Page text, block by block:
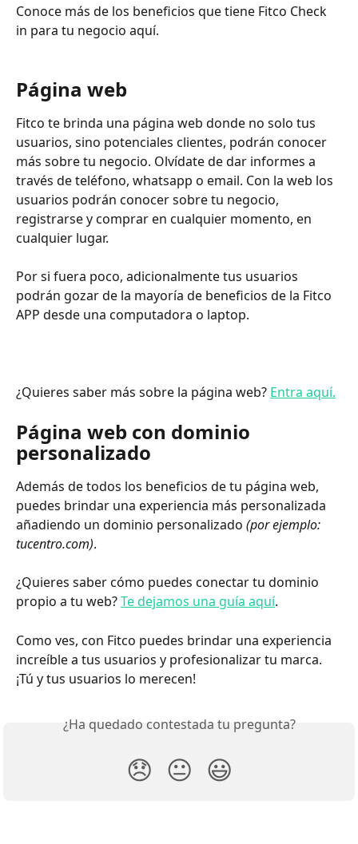
Conoce más de los beneficios que tiene Fitco Check
in para tu negocio aquí.
Página web
Fitco te brinda una página web donde no solo tus
usuarios, sino potenciales clientes, podrán conocer
más sobre tu negocio. Olvídate de dar informes a
través de teléfono, whatsapp o email. Con la web los
usuarios podrán conocer sobre tu negocio,
registrarse y comprar en cualquier momento, en
cualquier lugar.
Por si fuera poco, adicionalmente tus usuarios
podrán gozar de la mayoría de beneficios de la Fitco
APP desde una computadora o laptop.
¿Quieres saber más sobre la página web? Entra aquí.
Página web con dominio
personalizado
Además de todos los beneficios de tu página web,
puedes brindar una experiencia más personalizada
añadiendo un dominio personalizado (por ejemplo:
tucentro.com).
¿Quieres saber cómo puedes conectar tu dominio
propio a tu web? Te dejamos una guía aquí.
Como ves, con Fitco puedes brindar una experiencia
increíble a tus usuarios y profesionalizar tu marca.
¡Tú y tus usuarios lo merecen!
¿Ha quedado contestada tu pregunta?
😞 😐 😃